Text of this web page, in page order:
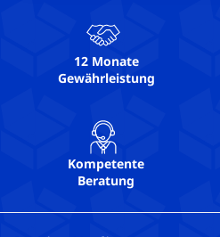
Simcard: Nein
Tastaturlayout: QWERTZ
Technischer Zustand:
Webcam: Ja
12 Monate
Gewährleistung
Kompetente
Beratung